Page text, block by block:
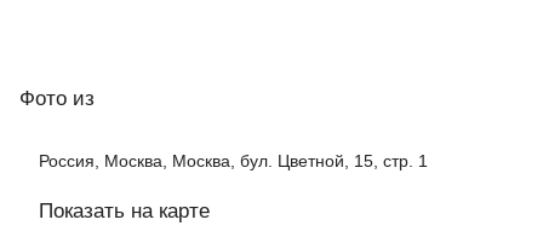
Фото из
Россия, Москва, Москва, бул. Цветной, 15, стр. 1
Показать на карте